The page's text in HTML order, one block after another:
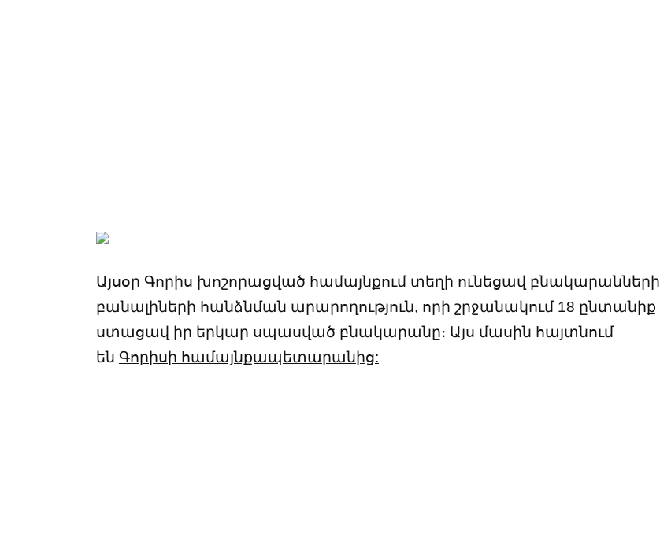
Այսօր Գորիս խոշորացված համայնքում տեղի ունեցավ բնակարանների
բանալիների հանձնման արարողություն, որի շրջանակում 18 ընտանիք
ստացավ իր երկար սպասված բնակարանը։ Այս մասին հայտնում
են Գորիսի համայնքապետարանից: